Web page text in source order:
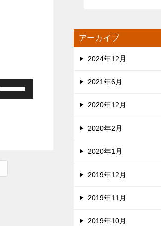
ボ
アーカイブ
2024年12月
2021年6月
2020年12月
2020年2月
2020年1月
2019年12月
2019年11月
2019年10月